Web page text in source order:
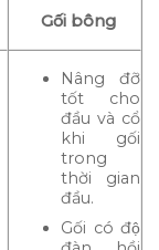
Gối bông
Nâng đỡ
tốt cho
đầu và cổ
khi gối
trong
thời gian
đầu.
Gối có độ